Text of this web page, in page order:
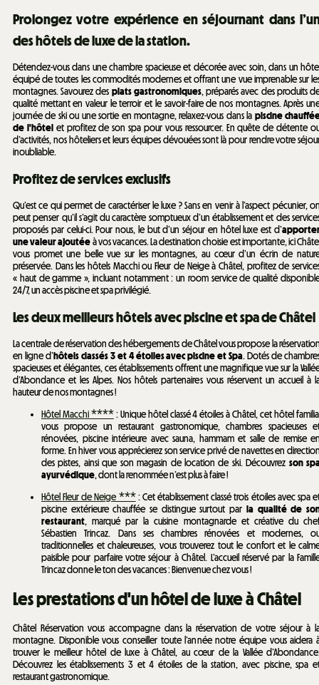
Prolongez votre expérience en séjournant dans
des hôtels de luxe de la station.
Détendez-vous dans une chambre spacieuse et décorée avec soin, dans un
équipé de toutes les commodités modernes et offrant une vue imprenable sur
montagnes. Savourez des plats gastronomiques, préparés avec des produits
qualité mettant en valeur le terroir et le savoir-faire de nos montagnes. Après
journée de ski ou une sortie en montagne, relaxez-vous dans la piscine
de l'hôtel et profitez de son spa pour vous ressourcer. En quête de détente
d’activités, nos hôteliers et leurs équipes dévouées sont là pour rendre votre
inoubliable.
Profitez de services exclusifs
Qu’est ce qui permet de caractériser le luxe ? Sans en venir à l’aspect pécunier,
peut penser qu’il s’agit du caractère somptueux d’un établissement et des
proposés par celui-ci. Pour nous, le but d’un séjour en hôtel luxe est d’
une valeur ajoutéeà vos vacances. La destination choisie est importante, ici
vous promet une belle vue sur les montagnes, au cœur d’un écrin de
préservée. Dans les hôtels Macchi ou Fleur de Neige à Châtel, profitez de
« haut de gamme », incluant notamment : un room service de qualité
24/7, un accès piscine et spa privilégié.
Les deux meilleurs hôtels avec piscine et spa de Châtel
La centrale de réservation des hébergements de Châtel vous propose la
en ligne d’hôtels classés 3 et 4 étoiles avec piscine et Spa. Dotés de
spacieuses et élégantes, ces établissements offrent une magnifique vue sur la
d’Abondance et les Alpes. Nos hôtels partenaires vous réservent un accueil à
hauteur de nos montagnes !
Hôtel Macchi ****: Unique hôtel classé 4 étoiles à Châtel, cet hôtel
vous propose un restaurant gastronomique, chambres spacieuses
rénovées, piscine intérieure avec sauna, hammam et salle de remise
forme. En hiver vous apprécierez son service privé de navettes en
des pistes, ainsi que son magasin de location de ski. Découvrez son
ayurvédique, dont la renommée n’est plus à faire !
Hôtel Fleur de Neige ***: Cet établissement classé trois étoiles avec spa
piscine extérieure chauffée se distingue surtout par la qualité de
restaurant, marqué par la cuisine montagnarde et créative du
Sébastien Trincaz. Dans ses chambres rénovées et modernes,
traditionnelles et chaleureuses, vous trouverez tout le confort et le
paisible pour parfaire votre séjour à Châtel. L’accueil réservé par la
Trincaz donne le ton des vacances : Bienvenue chez vous !
​Les prestations d'un hôtel de luxe à Châtel
Châtel Réservation vous accompagne dans la réservation de votre séjour à
montagne. Disponible vous conseiller toute l’année notre équipe vous aidera
trouver le meilleur hôtel de luxe à Châtel, au cœur de la Vallée
Découvrez les établissements 3 et 4 étoiles de la station, avec piscine, spa
restaurant gastronomique.